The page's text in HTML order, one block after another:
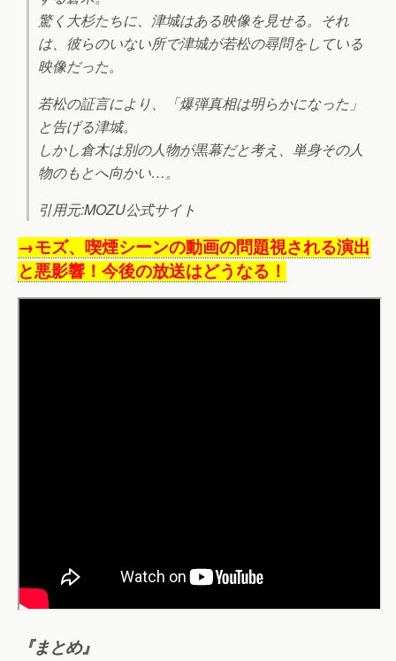
驚く大杉たちに、津城はある映像を見せる。それ
は、彼らのいない所で津城が若松の尋問をしている
映像だった。
若松の証言により、「爆弾真相は明らかになった」
と告げる津城。
しかし倉木は別の人物が黒幕だと考え、単身その人
物のもとへ向かい…。
引用元:MOZU公式サイト
→モズ、喫煙シーンの動画の問題視される演出
と悪影響！今後の放送はどうなる！
『まとめ』